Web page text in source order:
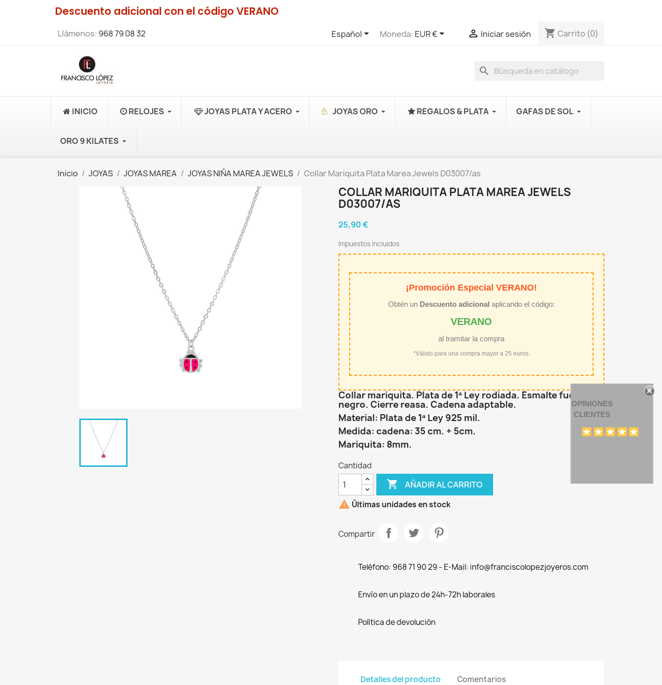
Descuento adicional con el código VERANO
Llámenos: 968 79 08 32 Español Moneda: EUR €  Iniciar sesión shopping_cart Carrito (0)
search
INICIO RELOJES JOYAS PLATA Y ACERO JOYAS ORO REGALOS & PLATA GAFAS DE SOL
ORO 9 KILATES
Inicio JOYAS JOYAS MAREA JOYAS NIÑA MAREA JEWELS Collar Mariquita Plata Marea Jewels D03007/as
COLLAR MARIQUITA PLATA MAREA JEWELS
D03007/AS
25,90 €
Impuestos incluidos
¡Promoción Especial VERANO!
Obtén un Descuento adicional aplicando el código:
VERANO
al tramitar la compra
*Válido para una compra mayor a 25 euros.
Collar mariquita. Plata de 1ª Ley rodiada. Esmalte fucsia y
negro. Cierre reasa. Cadena adaptable.
Material: Plata de 1ª Ley 925 mil.
Medida: cadena: 35 cm. + 5cm.
Mariquita: 8mm.
Cantidad
 AÑADIR AL CARRITO
 Últimas unidades en stock
Compartir
Teléfono: 968 71 90 29 - E-Mail: info@franciscolopezjoyeros.com
Envío en un plazo de 24h-72h laborales
Política de devolución
Detalles del producto Comentarios
OPINIONES
CLIENTES